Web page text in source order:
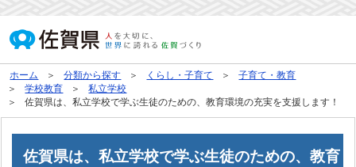
ホーム 分類から探す くらし・子育て
子育て・教育
学校教育
私立学校
佐賀県は、私立学校で学ぶ生徒のための、教育環境の充実を支援します！
佐賀県は、私立学校で学ぶ生徒のための、教育